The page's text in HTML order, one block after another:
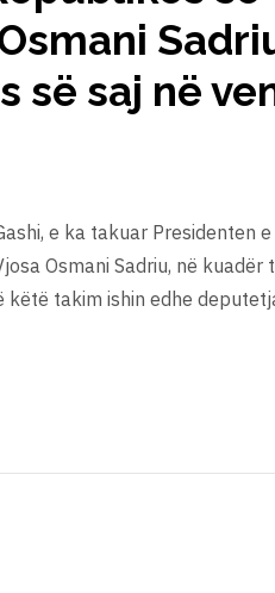
së saj në
e ka takuar Presidenten
Osmani Sadriu, në kuadër
këtë takim ishin edhe